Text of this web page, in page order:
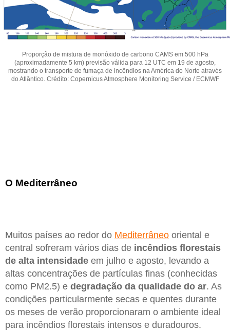
Proporção de mistura de monóxido de carbono CAMS em 500 hPa
(aproximadamente 5 km) previsão válida para 12 UTC em 19 de agosto,
mostrando o transporte de fumaça de incêndios na América do Norte através
do Atlântico. Crédito: Copernicus Atmosphere Monitoring Service / ECMWF
O Mediterrâneo
Muitos países ao redor do Mediterrâneo oriental e
central sofreram vários dias de incêndios florestais
de alta intensidade em julho e agosto, levando a
altas concentrações de partículas finas (conhecidas
como PM2.5) e degradação da qualidade do ar. As
condições particularmente secas e quentes durante
os meses de verão proporcionaram o ambiente ideal
para incêndios florestais intensos e duradouros.